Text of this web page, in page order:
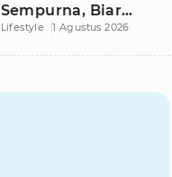
Sempurna, Biar
Pikiran Fresh dan
Lifestyle 1 Agustus 2026